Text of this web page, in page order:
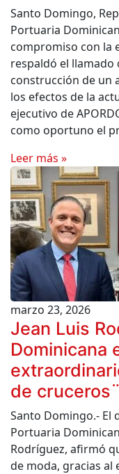
Santo Domingo,
Portuaria
compromiso con la
respaldó el llamado
construcción de un
los efectos de la
ejecutivo de
como oportuno el
Leer más »
marzo 23, 2026
Jean Luis
Dominicana
de cruceros¨
Santo Domingo.- El
Portuaria
Rodríguez, afirmó
de moda, gracias